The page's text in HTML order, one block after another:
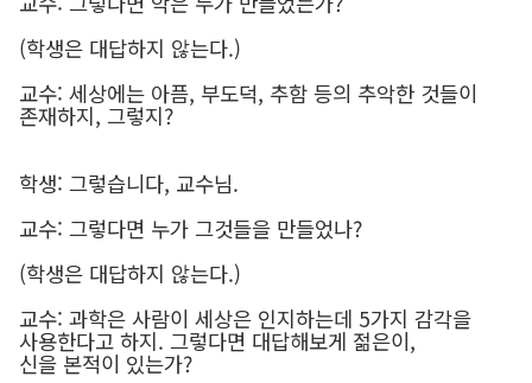
(학생은 대답하지 않는다.)
교수: 세상에는 아픔, 부도덕, 추함 등의 추악한 것들이
존재하지, 그렇지?
학생: 그렇습니다, 교수님.
교수: 그렇다면 누가 그것들을 만들었나?
(학생은 대답하지 않는다.)
교수: 과학은 사람이 세상은 인지하는데 5가지 감각을
사용한다고 하지. 그렇다면 대답해보게 젊은이,
신을 본적이 있는가?